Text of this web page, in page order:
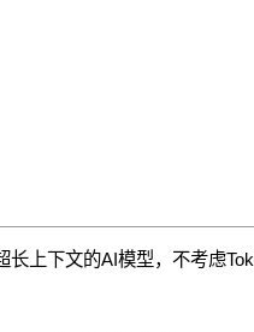
长上下文的AI模型，不考虑